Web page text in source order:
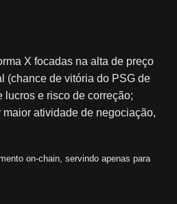
X focadas na alta de preço
(chance de vitória do PSG de
e risco de correção;
atividade de negociação,
on-chain, servindo apenas para